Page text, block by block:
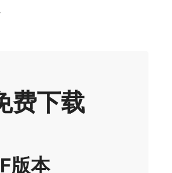
费下载
版本